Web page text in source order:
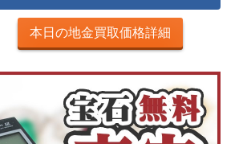
本日の地金買取価格詳細